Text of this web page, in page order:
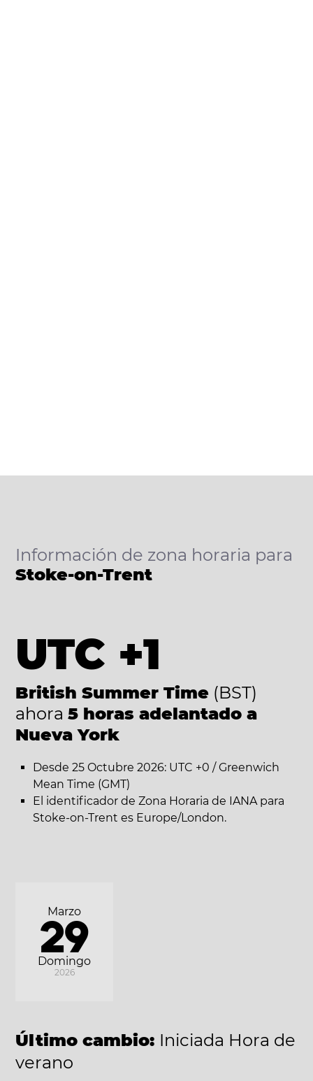
Información de zona horaria para
Stoke-on-Trent
UTC +1
British Summer Time (BST)
ahora 5 horas adelantado a
Nueva York
Desde 25 Octubre 2026: UTC +0 / Greenwich
Mean Time (GMT)
El identificador de Zona Horaria de IANA para
Stoke-on-Trent es Europe/London.
Domingo
Marzo
29
2026
Último cambio: Iniciada Hora de
verano